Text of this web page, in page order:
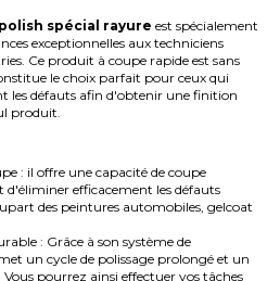
polish spécial rayure est spécialement
exceptionnelles aux techniciens
Ce produit à coupe rapide est sans
le choix parfait pour ceux qui
les défauts afin d'obtenir une finition
produit.
: il offre une capacité de coupe
efficacement les défauts
des peintures automobiles, gelcoat
: Grâce à son système de
un cycle de polissage prolongé et un
pourrez ainsi effectuer vos tâches